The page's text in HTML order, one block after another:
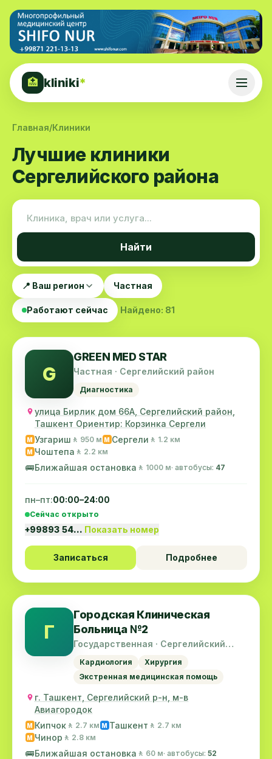
🏥 kliniki*
Главная/Клиники
Лучшие клиники
Сергелийского района
Найти
📍 Ваш регион Частная
Работают сейчас Найдено: 81
G
GREEN MED STAR
Частная · Сергелийский район
Диагностика
улица Бирлик дом 66А, Сергелийский район,
Ташкент Ориентир: Корзинка Сергели
M Узгариш 🚶 950 м M Сергели 🚶 1.2 км
M Чоштепа 🚶 2.2 км
🚌Ближайшая остановка 🚶 1000 м· автобусы: 47
пн–пт:00:00–24:00
Сейчас открыто
+99893 54… Показать номер
Записаться Подробнее
Г
Городская Клиническая
Больница №2
Государственная · Сергелийский
Кардиология
Хирургия
Экстренная медицинская помощь
г. Ташкент, Сергелийский р-н, м-в
Авиагородок
M Кипчок 🚶 2.7 км M Ташкент 🚶 2.7 км
M Чинор 🚶 2.8 км
🚌Ближайшая остановка 🚶 60 м· автобусы: 52